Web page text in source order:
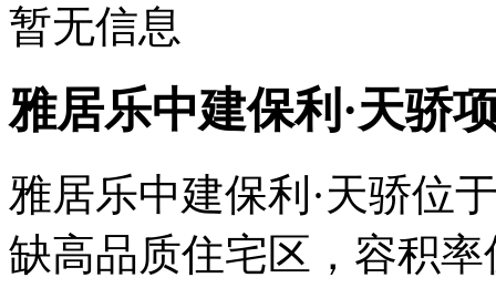
暂无信息
雅居乐中建保利·天骄
雅居乐中建保利·天骄位
缺高品质住宅区，容积